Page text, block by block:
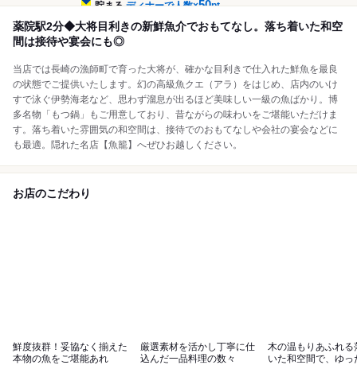
貯まるディナーで人数×50pt
薬院駅2分◆大将目利きの新鮮魚介でおもてなし。落ち着いた和空
間は接待や宴会にも◎
当店では長崎の漁師町で育った大将が、確かな目利きで仕入れた鮮魚を最良
の状態でご提供いたします。幻の高級魚クエ（アラ）をはじめ、店内のいけ
すで泳ぐ伊勢海老など、思わず溜息が出るほど美味しい一級の魚ばかり。博
多名物「もつ鍋」もご用意しており、昔ながらの味わいをご堪能いただけま
す。落ち着いた雰囲気の和空間は、接待でのおもてなしや会社の宴会などに
も最適。隠れた名店【魚籠】へぜひお越しください。
お店のこだわり
鮮度抜群！妥協なく揃えた
本物の魚をご堪能あれ
厳選素材を活かし丁寧に仕
込んだ一品料理の数々
木の温もりあふれる
いた和空間で、ゆっ